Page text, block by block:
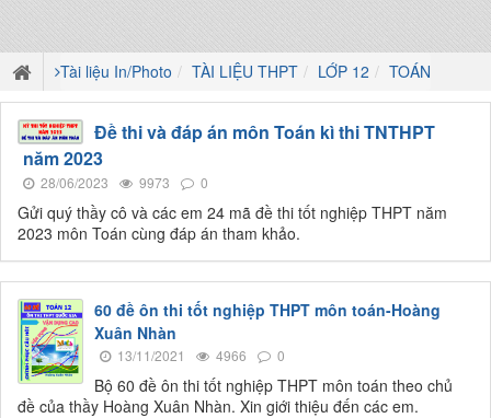
Tài liệu In/Photo TÀI LIỆU THPT LỚP 12 TOÁN
Đề thi và đáp án môn Toán kì thi TNTHPT
năm 2023
28/06/2023 9973 0
Gửi quý thầy cô và các em 24 mã đề thi tốt nghiệp THPT năm
2023 môn Toán cùng đáp án tham khảo.
60 đề ôn thi tốt nghiệp THPT môn toán-Hoàng
Xuân Nhàn
13/11/2021 4966 0
Bộ 60 đề ôn thi tốt nghiệp THPT môn toán theo chủ
đề của thầy Hoàng Xuân Nhàn. Xin giới thiệu đến các em.